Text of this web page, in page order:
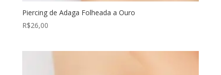
Piercing de Adaga Folheada a Ouro
R$26,00